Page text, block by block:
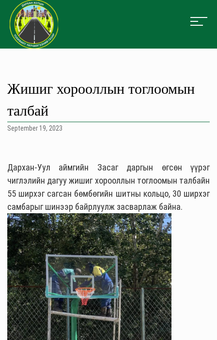
Жишиг хорооллын тоглоомын
талбай
September 19, 2023
Дархан-Уул аймгийн Засаг даргын өгсөн үүрэг
чиглэлийн дагуу жишиг хорооллын тоглоомын талбайн
55 ширхэг сагсан бөмбөгийн шитны кольцо, 30 ширхэг
самбарыг шинээр байрлуулж засварлаж байна.